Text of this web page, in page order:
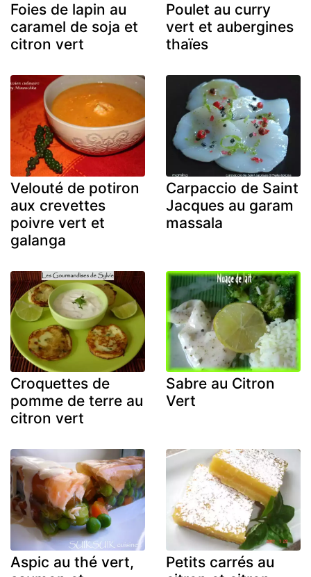
Foies de lapin au
caramel de soja et
citron vert
Poulet au curry
vert et aubergines
thaïes
Velouté de potiron
aux crevettes
poivre vert et
galanga
Carpaccio de Saint
Jacques au garam
massala
Croquettes de
pomme de terre au
citron vert
Sabre au Citron
Vert
Aspic au thé vert,
Petits carrés au